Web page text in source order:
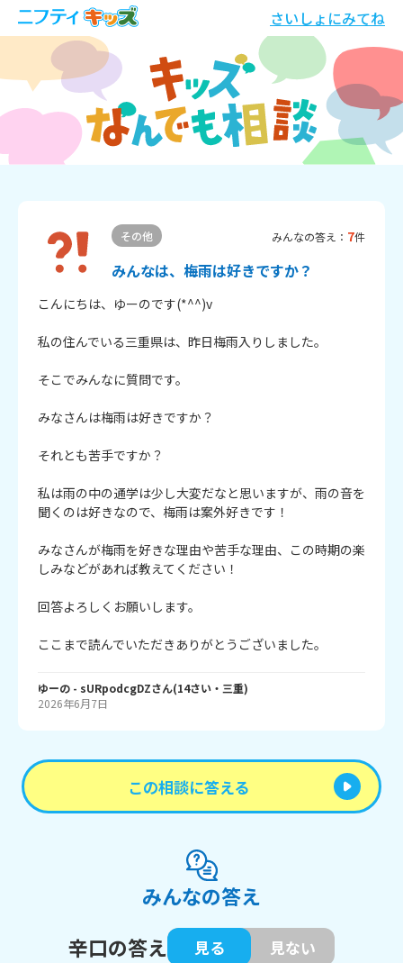
さいしょにみてね
その他 みんなの答え： 7件
みんなは、梅雨は好きですか？
こんにちは、ゆーのです(*^^)v
私の住んでいる三重県は、昨日梅雨入りしました。
そこでみんなに質問です。
みなさんは梅雨は好きですか？
それとも苦手ですか？
私は雨の中の通学は少し大変だなと思いますが、雨の音を
聞くのは好きなので、梅雨は案外好きです！
みなさんが梅雨を好きな理由や苦手な理由、この時期の楽
しみなどがあれば教えてください！
回答よろしくお願いします。
ゆーの - sURpodcgDZさん(14さい・ 三重)
2026年6月7日
この相談に答える
みんなの答え
辛口の答え
見る 見ない